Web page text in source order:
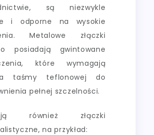
są niezwykle
i odporne na wysokie
Metalowe złączki
posiadają gwintowane
które wymagają
taśmy teflonowej do
pełnej szczelności.
również złączki
na przykład: